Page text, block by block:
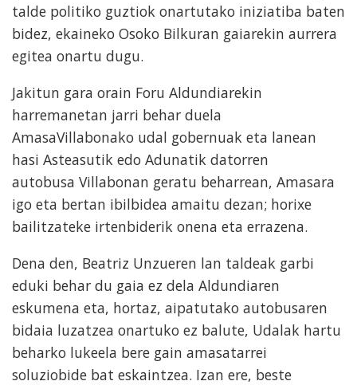
talde politiko guztiok onartutako iniziatiba baten
bidez, ekaineko Osoko Bilkuran gaiarekin aurrera
egitea onartu dugu.
Jakitun gara orain Foru Aldundiarekin
harremanetan jarri behar duela
AmasaVillabonako udal gobernuak eta lanean
hasi Asteasutik edo Adunatik datorren
autobusa Villabonan geratu beharrean, Amasara
igo eta bertan ibilbidea amaitu dezan; horixe
bailitzateke irtenbiderik onena eta errazena.
Dena den, Beatriz Unzueren lan taldeak garbi
eduki behar du gaia ez dela Aldundiaren
eskumena eta, hortaz, aipatutako autobusaren
bidaia luzatzea onartuko ez balute, Udalak hartu
beharko lukeela bere gain amasatarrei
soluziobide bat eskaintzea. Izan ere, beste